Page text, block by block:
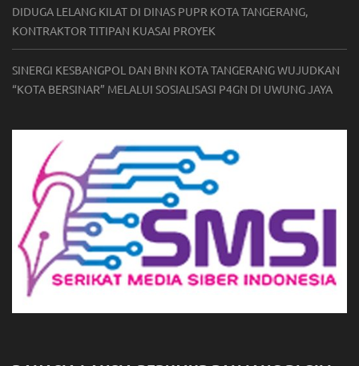
DIDUGA LELANG KILAT DI DINAS PUPR KOTA TANGERANG,
KONTRAKTOR TITIPAN KUASAI PROYEK
SINERGI KESBANGPOL DAN BNN KOTA TANGERANG WUJUDKAN
“KOTA BERSINAR” MELALUI SOSIALISASI P4GN DI UWUNG JAYA